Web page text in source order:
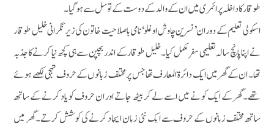
طوقار کا داخلہ پرائمری میں ان کے والدکے دوست کے توسل سے ہوگیا۔
اسکولی تعلیم کے دوران ’نسرین چاوش اوغلو‘ نامی باصلاحیت خاتون کی زیر نگرانی خلیل طوقار
نے اپنا پانچ سالہ تعلیمی سفر مکمل کیا۔ خلیل طوقار کے اندر بچپن سے ہی کچھ نیا کرنے کا جذبہ
تھا۔ ان کے گھر میں ایک دائرۃالمعارف تھا جس پر مختلف زبانوں کے حروف تہجی لکھے ہوئے
تھے۔ گھر کے ایک کونے میں اسے لے کر بیٹھ جاتے اور ان حروف کو یاد کرنے کے ساتھ
ساتھ مختلف زبانوں کے حروف سے ایک نئی زبان ایجاد کرنے کی کوشش کرتے۔ گھر میں